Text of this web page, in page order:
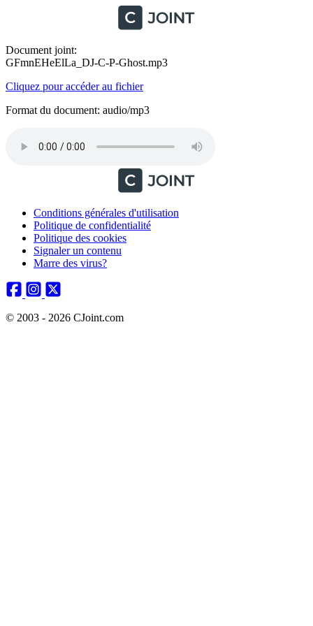
Document joint:
GFmnEHeElLa_DJ-C-P-Ghost.mp3
Cliquez pour accéder au fichier
Format du document: audio/mp3
Conditions générales d'utilisation
Politique de confidentialité
Politique des cookies
Signaler un contenu
Marre des virus?
© 2003 - 2026 CJoint.com